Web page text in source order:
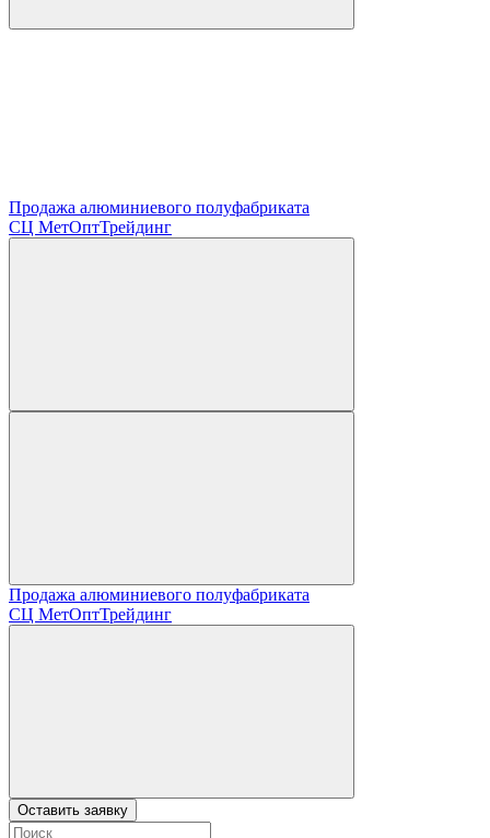
Продажа алюминиевого полуфабриката
СЦ МетОптТрейдинг
Продажа алюминиевого полуфабриката
СЦ МетОптТрейдинг
Оставить заявку